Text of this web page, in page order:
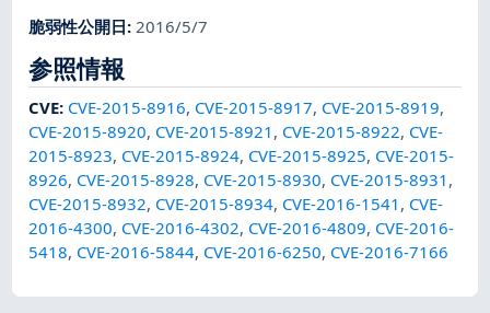
脆弱性公開日:2016/5/7
参照情報
CVE: CVE-2015-8916, CVE-2015-8917, CVE-2015-8919,
CVE-2015-8920, CVE-2015-8921 , CVE-2015-8922, CVE-
2015-8923, CVE-2015-8924, CVE-2015-8925, CVE-2015-
8926, CVE-2015-8928, CVE-2015-8930, CVE-2015-8931 ,
CVE-2015-8932, CVE-2015-8934, CVE-2016-1541 , CVE-
2016-4300, CVE-2016-4302, CVE-2016-4809, CVE-2016-
5418, CVE-2016-5844, CVE-2016-6250, CVE-2016-7166